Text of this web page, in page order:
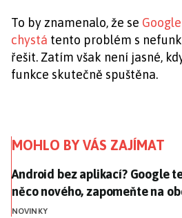
To by znamenalo, že se
chystá tento problém s
řešit. Zatím však není jasné,
funkce skutečně spuštěna.
MOHLO BY VÁS ZAJÍMAT
Android bez aplikací? Google
Android bez aplikací? Google
něco nového, zapomeňte na
NOVINKY